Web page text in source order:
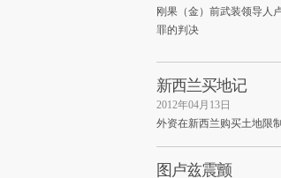
刚果（金）前武装领导人
罪的判决
新西兰买地记
2012年04月13日
外资在新西兰购买土地限
图卢兹震颤